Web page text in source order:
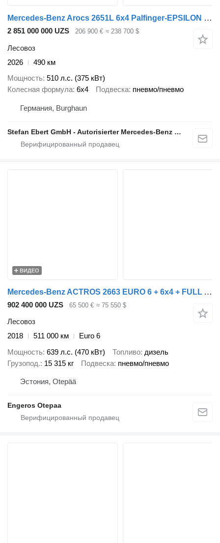
Mercedes-Benz Arocs 2651L 6x4 Palfinger-EPSILON Y Crane M12Z91
2 851 000 000 UZS 206 900 € ≈ 238 700 $
Лесовоз
2026
490 км
Мощность 510 л.с. (375 кВт)
Колесная формула 6x4 Подвеска пневмо/пневмо
Германия, Burghaun
Stefan Ebert GmbH - Autorisierter Mercedes-Benz Servicepartner
ВИДЕО
Mercedes-Benz ACTROS 2663 EURO 6 + 6x4 + FULL AIR + RETARDER + LOGLIFT CRANE
902 400 000 UZS 65 500 € ≈ 75 550 $
Лесовоз
2018
511 000 км
Euro 6
Мощность 639 л.с. (470 кВт) Топливо дизель
Грузопод. 15 315 кг Подвеска пневмо/пневмо
Эстония, Otepää
Engeros Otepaa